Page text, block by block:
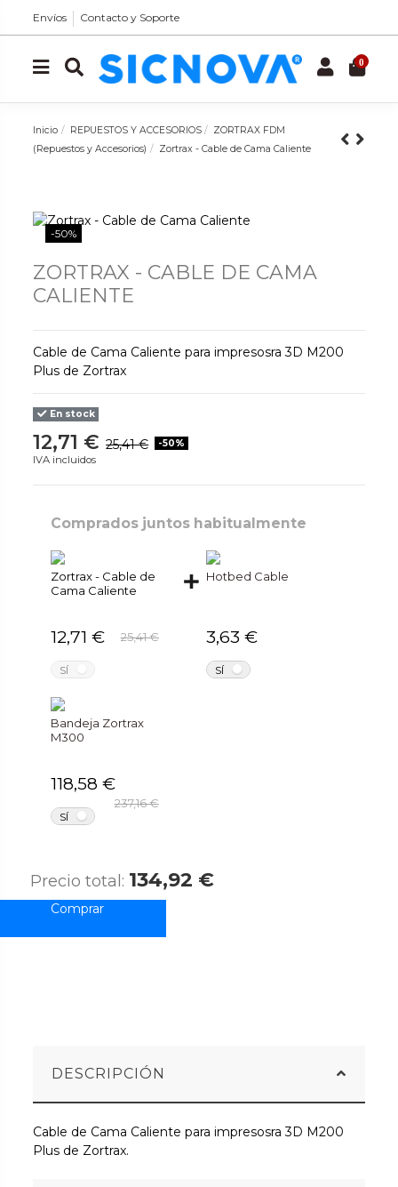
Envíos Contacto y Soporte
0
Inicio REPUESTOS Y ACCESORIOS
ZORTRAX FDM
(Repuestos y Accesorios)
Zortrax - Cable de Cama Caliente
-50%
ZORTRAX - CABLE DE CAMA
CALIENTE
Cable de Cama Caliente para impresosra 3D M200
Plus de Zortrax
En stock
12,71 € 25,41 € -50%
IVA incluidos
Comprados juntos habitualmente
Zortrax - Cable de
Cama Caliente
12,71 € 25,41 €
SÍ
Hotbed Cable
3,63 €
SÍ
Bandeja Zortrax
M300
118,58 €
237,16 €
SÍ
Precio total: 134,92 €
DESCRIPCIÓN
Cable de Cama Caliente para impresosra 3D M200
Plus de Zortrax.